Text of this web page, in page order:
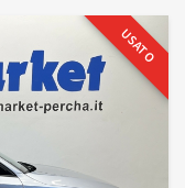
USATO